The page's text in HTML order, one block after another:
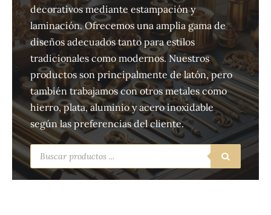
decorativos mediante estampación y
laminación. Ofrecemos una amplia gama de
diseños adecuados tanto para estilos
tradicionales como modernos. Nuestros
productos son principalmente de latón, pero
también trabajamos con otros metales como
hierro, plata, aluminio y acero inoxidable
según las preferencias del cliente.
Búsqueda
de
productos